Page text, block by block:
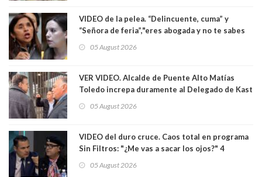
VIDEO de la pelea. “Delincuente, cuma” y
“Señora de feria”,"eres abogada y no te sabes
senadoras Camila Flores y Fabiola Campillai en
05 August 2026
VER VIDEO. Alcalde de Puente Alto Matías
Toledo increpa duramente al Delegado de Kast
delegado nuevamente arrancando"
05 August 2026
VIDEO del duro cruce. Caos total en programa
Sin Filtros: "¿Me vas a sacar los ojos?" 4
excarabinero que dejó ciego a Gustavo Gatica:
05 August 2026